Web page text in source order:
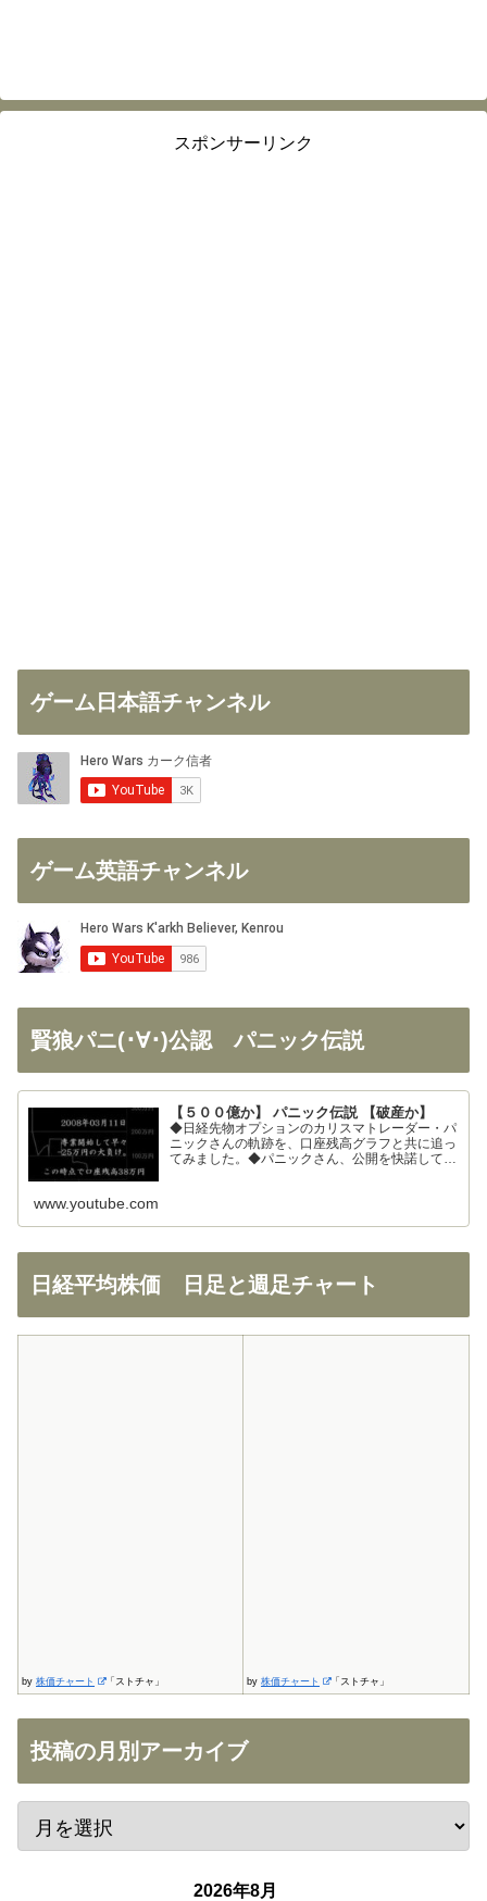
スポンサーリンク
ゲーム日本語チャンネル
ゲーム英語チャンネル
賢狼パニ(･∀･)公認 パニック伝説
【５００億か】 パニック伝説 【破産か】
◆日経先物オプションのカリスマトレーダー・パ
ニックさんの軌跡を、口座残高グラフと共に追っ
てみました。◆パニックさん、公開を快諾してく
www.youtube.com
日経平均株価 日足と週足チャート
by 株価チャート 「ストチャ」 by 株価チャート 「ストチャ」
投稿の月別アーカイブ
2026年8月